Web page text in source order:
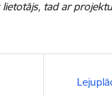
lietotājs, tad ar